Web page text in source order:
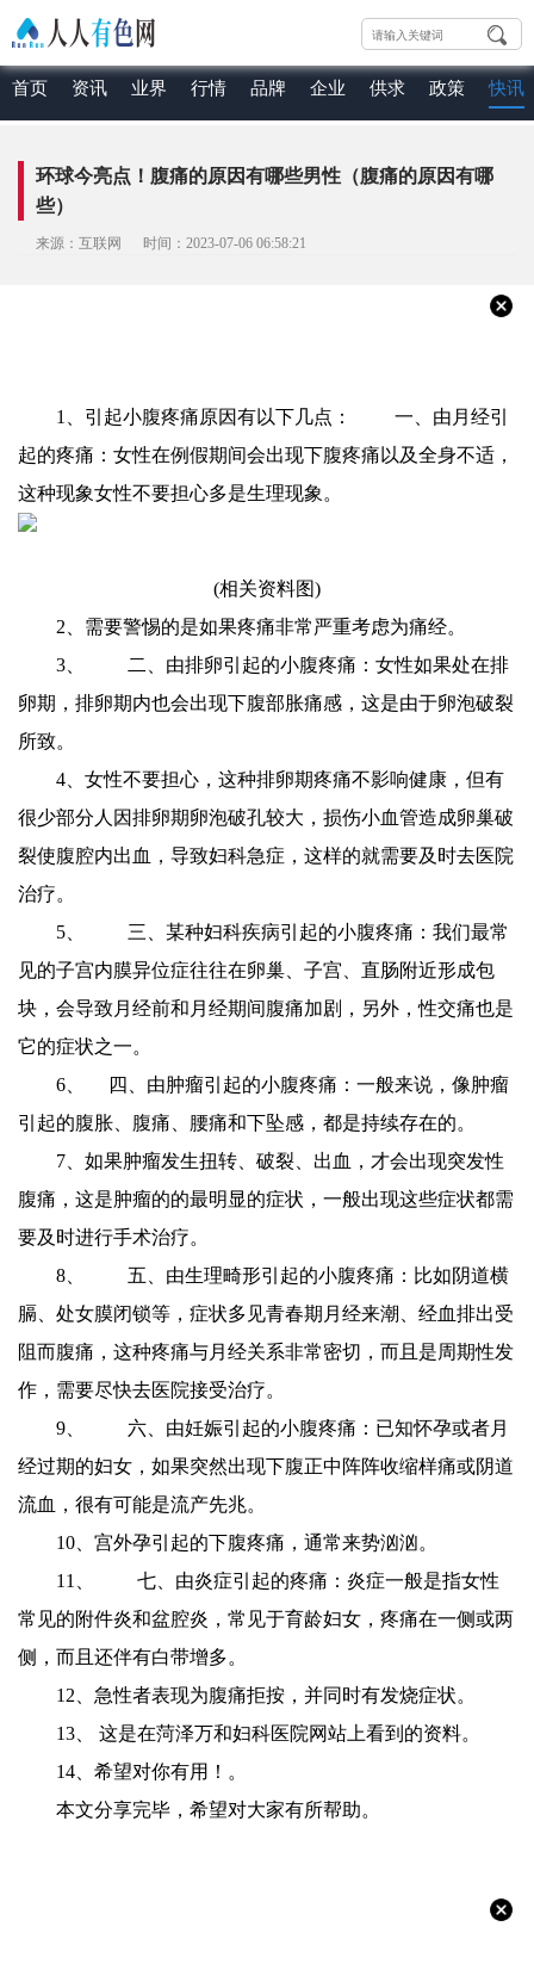
首页 资讯 业界 行情 品牌 企业 供求 政策 快讯
环球今亮点！腹痛的原因有哪些男性（腹痛的原因有哪
些）
来源：互联网 时间：2023-07-06 06:58:21
1、引起小腹疼痛原因有以下几点： 一、由月经引
起的疼痛：女性在例假期间会出现下腹疼痛以及全身不适，
这种现象女性不要担心多是生理现象。
(相关资料图)
2、需要警惕的是如果疼痛非常严重考虑为痛经。
3、 二、由排卵引起的小腹疼痛：女性如果处在排
卵期，排卵期内也会出现下腹部胀痛感，这是由于卵泡破裂
所致。
4、女性不要担心，这种排卵期疼痛不影响健康，但有
很少部分人因排卵期卵泡破孔较大，损伤小血管造成卵巢破
裂使腹腔内出血，导致妇科急症，这样的就需要及时去医院
治疗。
5、 三、某种妇科疾病引起的小腹疼痛：我们最常
见的子宫内膜异位症往往在卵巢、子宫、直肠附近形成包
块，会导致月经前和月经期间腹痛加剧，另外，性交痛也是
它的症状之一。
6、 四、由肿瘤引起的小腹疼痛：一般来说，像肿瘤
引起的腹胀、腹痛、腰痛和下坠感，都是持续存在的。
7、如果肿瘤发生扭转、破裂、出血，才会出现突发性
腹痛，这是肿瘤的的最明显的症状，一般出现这些症状都需
要及时进行手术治疗。
8、 五、由生理畸形引起的小腹疼痛：比如阴道横
膈、处女膜闭锁等，症状多见青春期月经来潮、经血排出受
阻而腹痛，这种疼痛与月经关系非常密切，而且是周期性发
作，需要尽快去医院接受治疗。
9、 六、由妊娠引起的小腹疼痛：已知怀孕或者月
经过期的妇女，如果突然出现下腹正中阵阵收缩样痛或阴道
流血，很有可能是流产先兆。
10、宫外孕引起的下腹疼痛，通常来势汹汹。
11、 七、由炎症引起的疼痛：炎症一般是指女性
常见的附件炎和盆腔炎，常见于育龄妇女，疼痛在一侧或两
侧，而且还伴有白带增多。
12、急性者表现为腹痛拒按，并同时有发烧症状。
13、 这是在菏泽万和妇科医院网站上看到的资料。
14、希望对你有用！。
本文分享完毕，希望对大家有所帮助。